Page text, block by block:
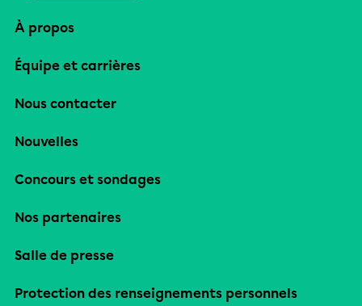
À propos
Équipe et carrières
Nous contacter
Nouvelles
Concours et sondages
Nos partenaires
Salle de presse
Protection des renseignements personnels